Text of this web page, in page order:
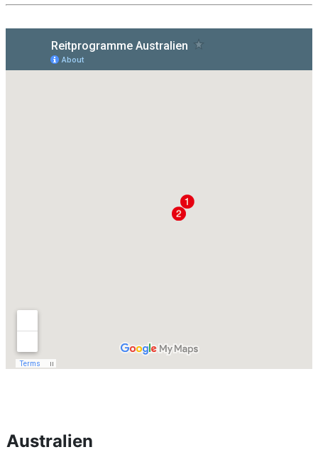
gewöhnungsbedürftig.
Entdecken Sie Berge und Meer, Urwälder
Übernachtungen in eisamen Berghütten
hinunter zum Meer; oder entlang der alten
Goldschürferwege.
Australien